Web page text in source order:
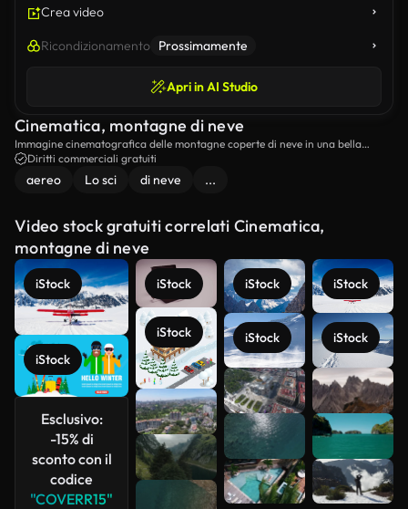
Crea video
Ricondizionamento Prossimamente
Apri in AI Studio
Cinematica, montagne di neve
Immagine cinematografica delle montagne coperte di neve in una bella
giornata.
Diritti commerciali gratuiti
aereo Lo sci di neve ...
Video stock gratuiti correlati Cinematica,
montagne di neve
iStock
iStock
Esclusivo:
-15% di
sconto con il
codice
"COVERR15"
iStock
iStock
iStock
iStock
iStock
iStock
Scopri di
più